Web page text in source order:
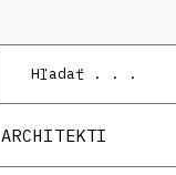
ARCHITEKTI